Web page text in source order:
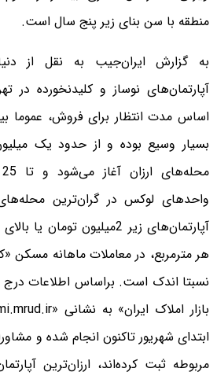
منطقه با سن بنای زیر پنج سال است.
به گزارش ایران‌جیب به نقل از
آپارتمان‌های نوساز و کلیدنخورده در
اساس مدت انتظار برای فروش، عموما
واحدهای لوکس در گران‌ترین
هر مترمربع، در معاملات ماهانه مسکن
نسبتا اندک است. براساس اطلاعات درج
ابتدای شهریور تاکنون انجام شده و
مربوطه ثبت کرده‌اند، ارزان‌ترین